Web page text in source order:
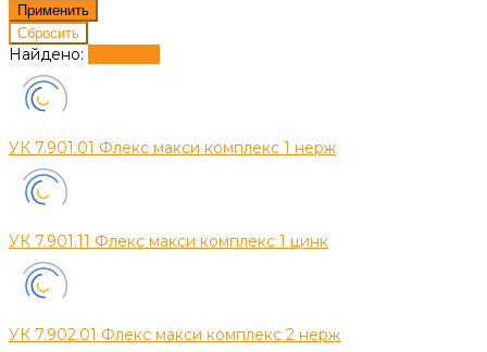
Найдено:
УК 7.901.01 Флекс макси комплекс 1 нерж
УК 7.901.11 Флекс макси комплекс 1 цинк
УК 7.902.01 Флекс макси комплекс 2 нерж